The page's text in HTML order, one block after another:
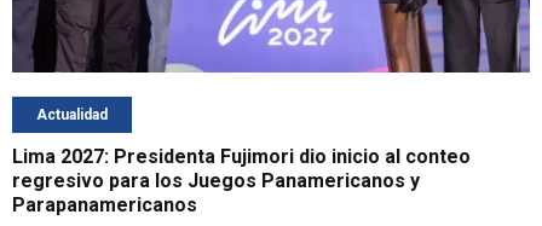
Actualidad
Lima 2027: Presidenta Fujimori dio inicio al conteo
regresivo para los Juegos Panamericanos y
Parapanamericanos